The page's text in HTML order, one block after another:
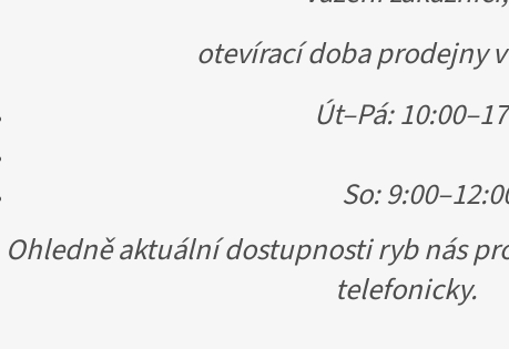
otevírací doba prodejny
Út–Pá:
So:
Ohledně aktuální dostupnosti ryb nás
telefonicky.